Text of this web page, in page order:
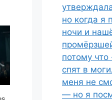
но когда я
ночи и
потому что
спят в
меня не
— но я